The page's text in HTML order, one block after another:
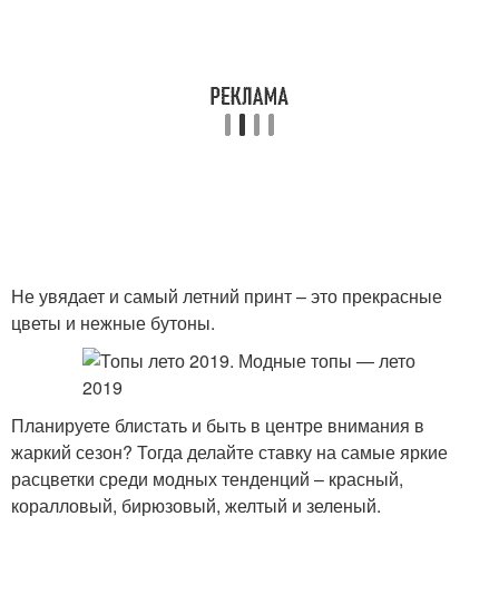
Не увядает и самый летний принт – это прекрасные
цветы и нежные бутоны.
Планируете блистать и быть в центре внимания в
жаркий сезон? Тогда делайте ставку на самые яркие
расцветки среди модных тенденций – красный,
коралловый, бирюзовый, желтый и зеленый.